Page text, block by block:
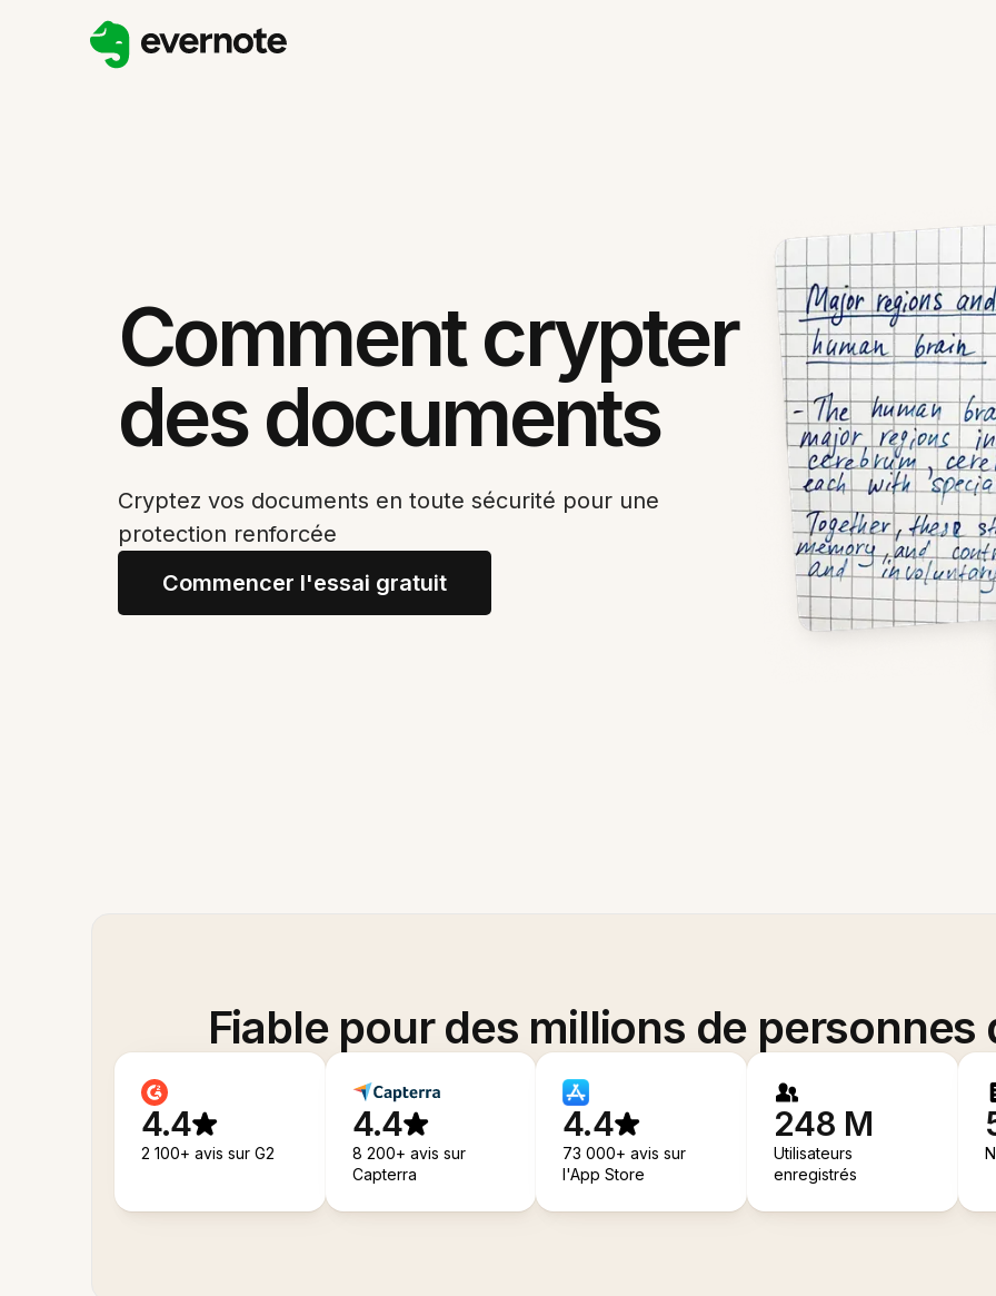
Comment crypter
des documents
Cryptez vos documents en toute sécurité pour une
protection renforcée
Commencer l'essai gratuit
Fiable pour des millions de personnes
4.4
2 100+ avis sur G2
4.4
8 200+ avis sur
Capterra
4.4
73 000+ avis sur
l'App Store
248 M
Utilisateurs
enregistrés